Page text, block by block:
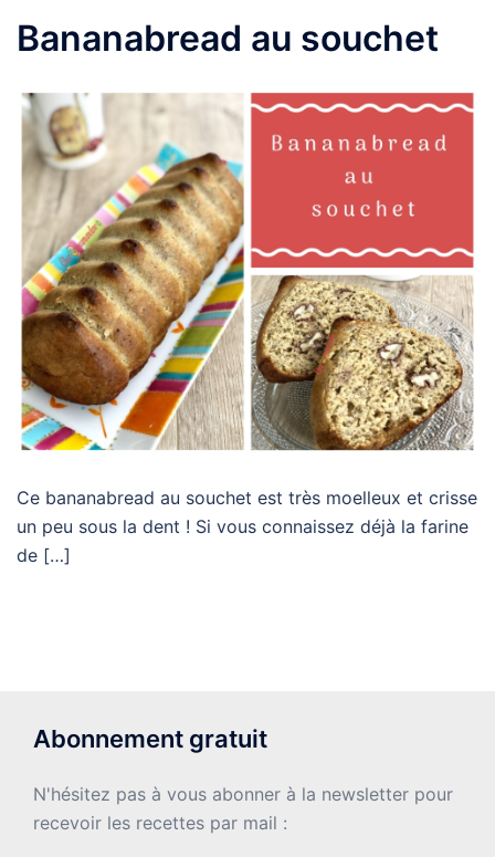
Bananabread au souchet
Ce bananabread au souchet est très moelleux et crisse
un peu sous la dent ! Si vous connaissez déjà la farine
de […]
Abonnement gratuit
N'hésitez pas à vous abonner à la newsletter pour
recevoir les recettes par mail :